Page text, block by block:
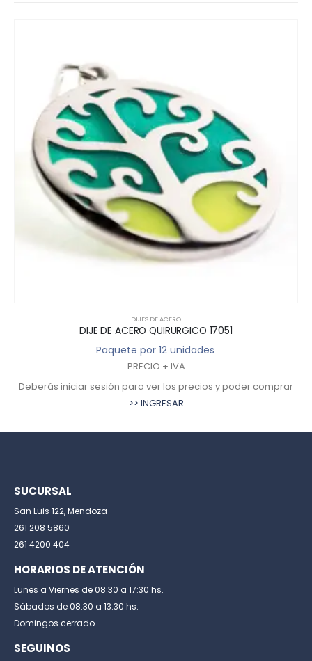
DIJES DE ACERO
DIJE DE ACERO QUIRURGICO 17051
Paquete por 12 unidades
PRECIO + IVA
Deberás iniciar sesión para ver los precios y poder comprar
>> INGRESAR
SUCURSAL
San Luis 122, Mendoza
261 208 5860
261 4200 404
HORARIOS DE ATENCIÓN
Lunes a Viernes de 08:30 a 17:30 hs.
Sábados de 08:30 a 13:30 hs.
Domingos cerrado.
SEGUINOS